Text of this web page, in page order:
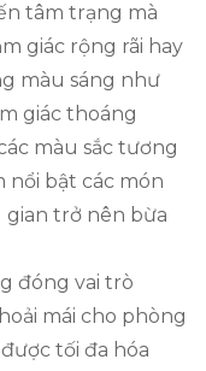
tâm trạng mà
giác rộng rãi hay
màu sáng như
giác thoáng
màu sắc tương
nổi bật các món
trở nên bừa
đóng vai trò
mái cho phòng
tối đa hóa